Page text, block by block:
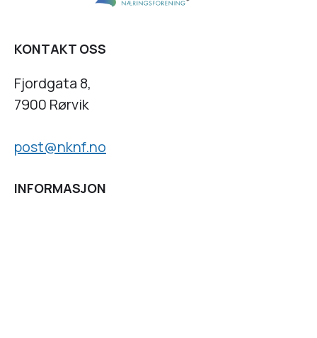
KONTAKT OSS
Fjordgata 8,
7900 Rørvik
post@nknf.no
INFORMASJON